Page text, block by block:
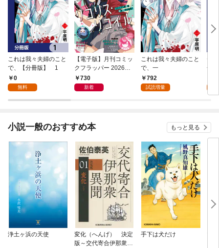
これは我々夫婦のこと
で、【分冊版】 1
0
無料
【電子版】月刊コミッ
クフラッパー 2026年9
月号730
新着
これは我々夫婦のこと
で、一
792
試読増量
チ
冊
小説一般のおすすめ本 もっと見る
浄土ヶ浜の天使
変化（へんげ） 決定
版～交代寄合伊那衆異
手下は犬だけ